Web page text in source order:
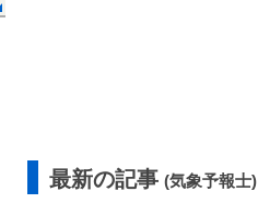
最新の記事 (気象予報士)